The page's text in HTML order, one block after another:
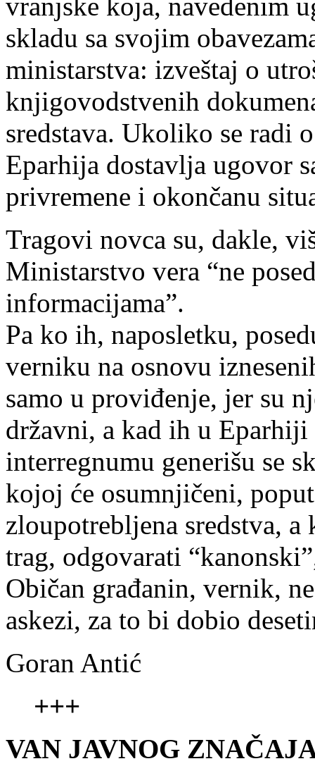
skladu sa svojim
ministarstva: izveštaj o
knjigovodstvenih
sredstava. Ukoliko se radi
Eparhija dostavlja ugovor
privremene i okončanu
Tragovi novca su, dakle,
Ministarstvo vera “ne
informacijama”.
Pa ko ih, naposletku,
verniku na osnovu
samo u proviđenje, jer su
državni, a kad ih u
interregnumu generišu se
kojoj će osumnjičeni,
zloupotrebljena sredstva, a
trag, odgovarati
Običan građanin, vernik,
askezi, za to bi dobio
Goran Antić
+++
VAN JAVNOG